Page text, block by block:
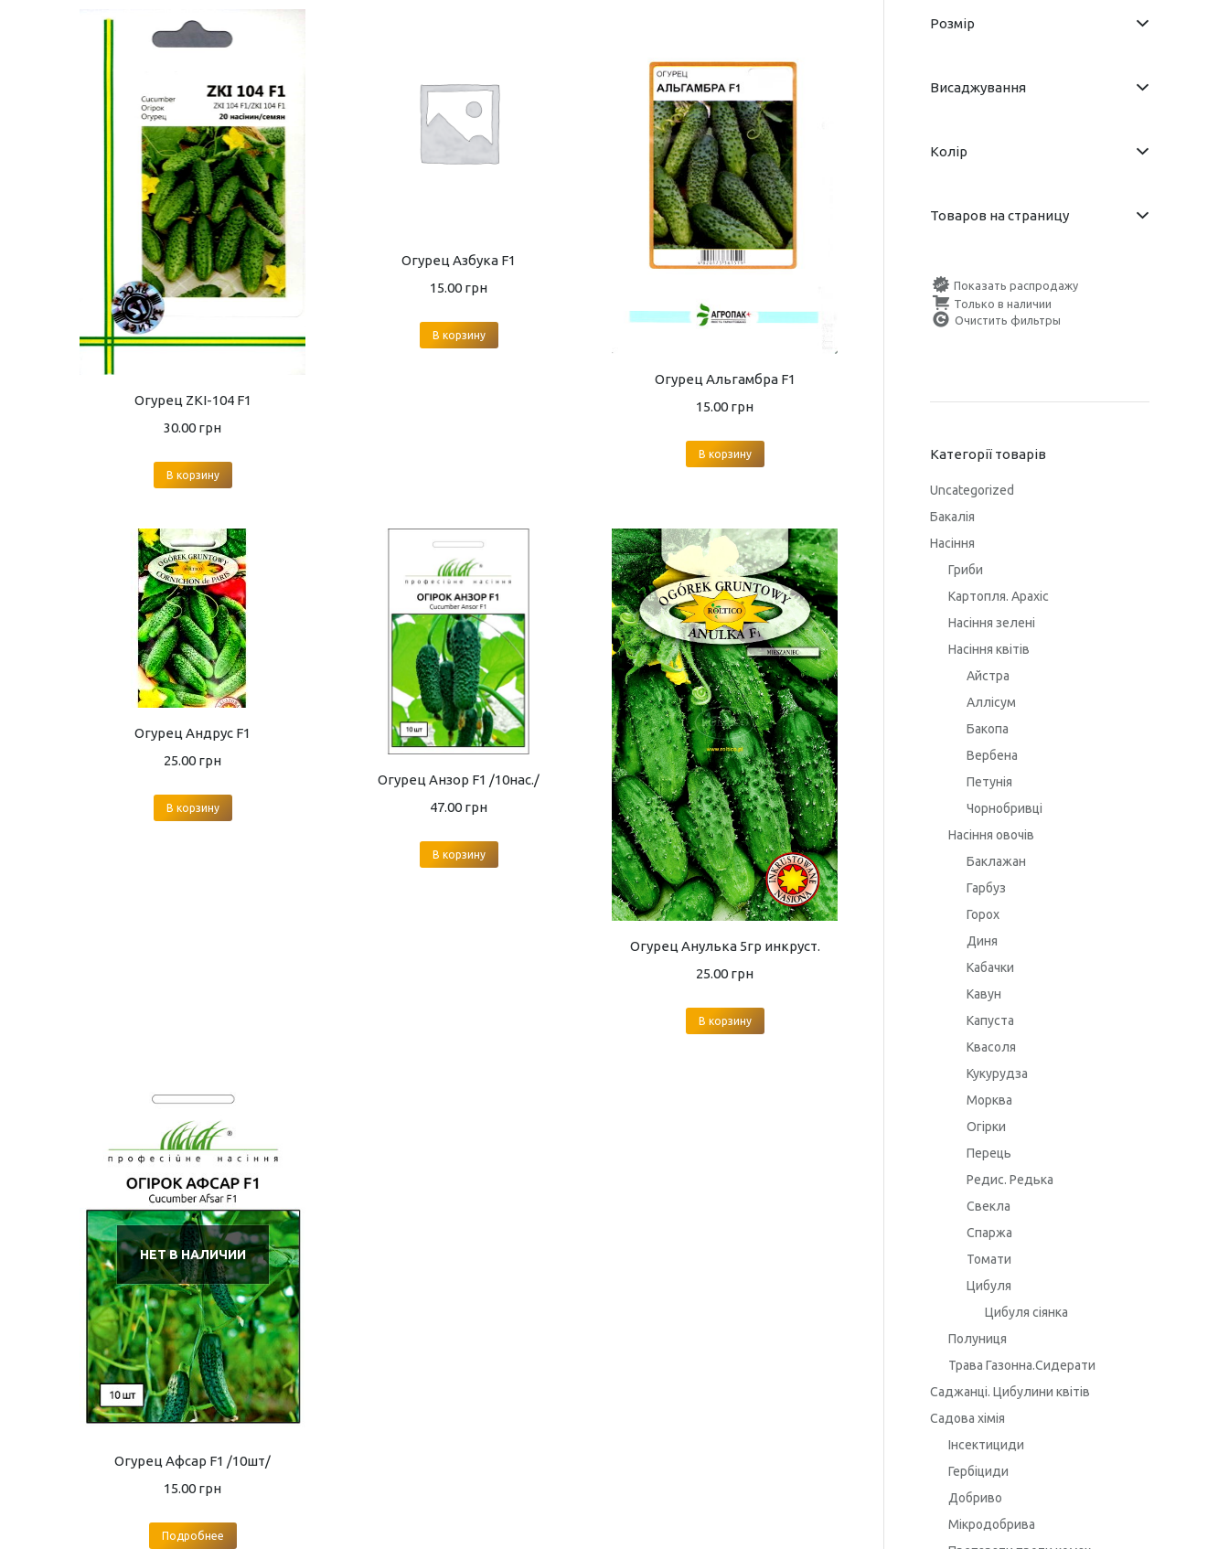
Огурец ZKI-104 F1
30.00 грн
В корзину
Огурец Азбука F1
15.00 грн
В корзину
Огурец Альгамбра F1
15.00 грн
В корзину
Огурец Андрус F1
25.00 грн
В корзину
Огурец Анзор F1 /10нас./
47.00 грн
В корзину
Огурец Анулька 5гр инкруст.
25.00 грн
В корзину
НЕТ В НАЛИЧИИ
Огурец Афсар F1 /10шт/
15.00 грн
Подробнее
Розмір
Висаджування
Колір
Товаров на страницу
Показать распродажу
Только в наличии
Очистить фильтры
Категорії товарів
Uncategorized
Бакалія
Насіння
Гриби
Картопля. Арахіс
Насіння зелені
Насіння квітів
Айстра
Аллісум
Бакопа
Вербена
Петунія
Чорнобривці
Насіння овочів
Баклажан
Гарбуз
Горох
Диня
Кабачки
Кавун
Капуста
Квасоля
Кукурудза
Морква
Огірки
Перець
Редис. Редька
Свекла
Спаржа
Томати
Цибуля
Цибуля сіянка
Полуниця
Трава Газонна.Сидерати
Саджанці. Цибулини квітів
Садова хімія
Інсектициди
Гербіциди
Добриво
Мікродобрива